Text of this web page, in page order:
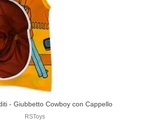
- Giubbetto Cowboy con Cappello
RSToys